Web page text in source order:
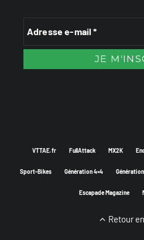
VTTAE.fr FullAttack MX2K
Sport-Bikes Génération 4×4
Escapade Magazine
Retour